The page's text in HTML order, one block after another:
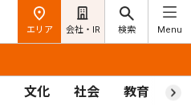
エリア 会社・IR 検索 Menu
文化 社会 教育 ス